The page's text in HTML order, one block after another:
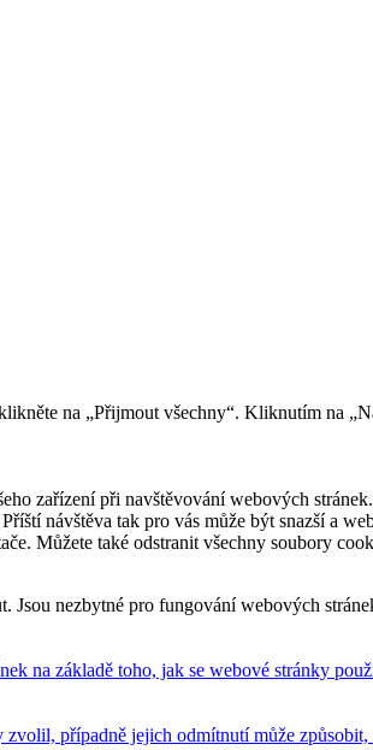
na „Přijmout všechny“. Kliknutím na
zařízení při navštěvování webových
návštěva tak pro vás může být snazší a
Můžete také odstranit všechny soubory
nezbytné pro fungování webových
na základě toho, jak se webové stránky
případně jejich odmítnutí může